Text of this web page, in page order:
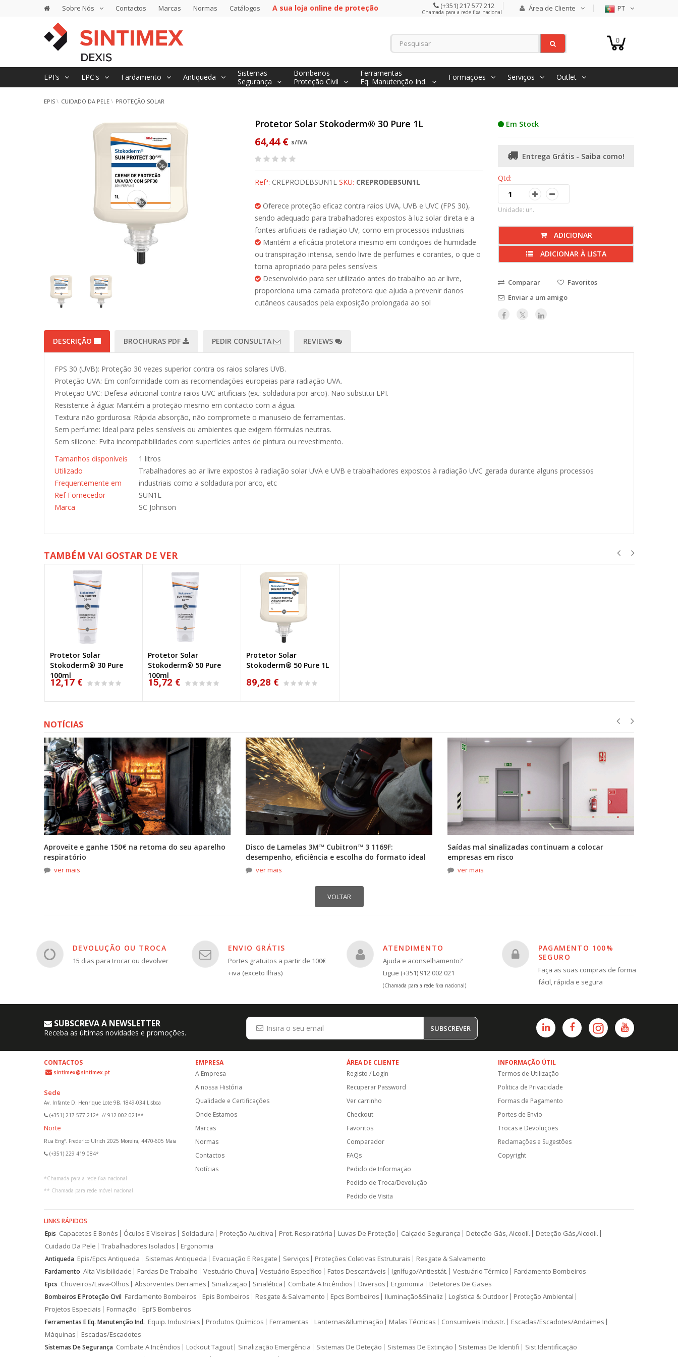
Sobre Nós Contactos Marcas Normas Catálogos A sua loja online de proteção (+351) 217 577 212
Chamada para a rede fixa nacional Área de Cliente PT
0
EPI's EPC's Fardamento Antiqueda
Sistemas
Segurança
Bombeiros
Proteção Civil
Ferramentas
Eq. Manutenção Ind.
Formações Serviços Outlet
EPIS CUIDADO DA PELE PROTEÇÃO SOLAR
Protetor Solar Stokoderm® 30 Pure 1L
64,44 € s/IVA
Refª: CREPRODEBSUN1L SKU: CREPRODEBSUN1L
Oferece proteção eficaz contra raios UVA, UVB e UVC (FPS 30),
sendo adequado para trabalhadores expostos à luz solar direta e a
fontes artificiais de radiação UV, como em processos industriais
Mantém a eficácia protetora mesmo em condições de humidade
ou transpiração intensa, sendo livre de perfumes e corantes, o que o
torna apropriado para peles sensíveis
Desenvolvido para ser utilizado antes do trabalho ao ar livre,
proporciona uma camada protetora que ajuda a prevenir danos
cutâneos causados pela exposição prolongada ao sol
Em Stock
Entrega Grátis - Saiba como!
Qtd:
Unidade: un.
ADICIONAR
ADICIONAR À LISTA
Comparar
Favoritos
Enviar a um amigo
DESCRIÇÃO BROCHURAS PDF PEDIR CONSULTA REVIEWS
FPS 30 (UVB): Proteção 30 vezes superior contra os raios solares UVB.
Proteção UVA: Em conformidade com as recomendações europeias para radiação UVA.
Proteção UVC: Defesa adicional contra raios UVC artificiais (ex.: soldadura por arco). Não substitui EPI.
Resistente à água: Mantém a proteção mesmo em contacto com a água.
Textura não gordurosa: Rápida absorção, não compromete o manuseio de ferramentas.
Sem perfume: Ideal para peles sensíveis ou ambientes que exigem fórmulas neutras.
Sem silicone: Evita incompatibilidades com superfícies antes de pintura ou revestimento.
Tamanhos disponíveis
1 litros
Utilizado
Frequentemente em
Trabalhadores ao ar livre expostos à radiação solar UVA e UVB e trabalhadores expostos à radiação UVC gerada durante alguns processos
industriais como a soldadura por arco, etc
Ref Fornecedor
SUN1L
Marca
SC Johnson
TAMBÉM VAI GOSTAR DE VER
Protetor Solar
Stokoderm® 30 Pure
100ml
12,17 €
Protetor Solar
Stokoderm® 50 Pure
100ml
15,72 €
Protetor Solar
Stokoderm® 50 Pure 1L
89,28 €
NOTÍCIAS
Aproveite e ganhe 150€ na retoma do seu aparelho
respiratório
ver mais
Disco de Lamelas 3M™ Cubitron™ 3 1169F:
desempenho, eficiência e escolha do formato ideal
ver mais
Saídas mal sinalizadas continuam a colocar
empresas em risco
ver mais
DEVOLUÇÃO OU TROCA
15 dias para trocar ou devolver
ENVIO GRÁTIS
Portes gratuitos a partir de 100€
+iva (exceto Ilhas)
ATENDIMENTO
Ajuda e aconselhamento?
Ligue (+351) 912 002 021
(Chamada para a rede fixa nacional)
PAGAMENTO 100%
SEGURO
Faça as suas compras de forma
fácil, rápida e segura
SUBSCREVA A NEWSLETTER
Receba as últimas novidades e promoções. SUBSCREVER
CONTACTOS
sintimex@sintimex.pt
Sede
Av. Infante D. Henrique Lote 9B, 1849-034 Lisboa
(+351) 217 577 212* // 912 002 021**
Norte
Rua Engº. Frederico Ulrich 2025 Moreira, 4470-605 Maia
(+351) 229 419 084*
*Chamada para a rede fixa nacional
** Chamada para rede móvel nacional
EMPRESA
A Empresa
A nossa História
Qualidade e Certificações
Onde Estamos
Marcas
Normas
Contactos
Notícias
ÁREA DE CLIENTE
Registo / Login
Recuperar Password
Ver carrinho
Checkout
Favoritos
Comparador
FAQs
Pedido de Informação
Pedido de Troca/Devolução
Pedido de Visita
INFORMAÇÃO ÚTIL
Termos de Utilização
Politica de Privacidade
Formas de Pagamento
Portes de Envio
Trocas e Devoluções
Reclamações e Sugestões
Copyright
LINKS RÁPIDOS
Epis Capacetes E Bonés Óculos E Viseiras Soldadura Proteção Auditiva Prot. Respiratória Luvas De Proteção Calçado Segurança Deteção Gás, Alcoolí.
Deteção Gás,Alcooli.
Cuidado Da Pele
Trabalhadores Isolados Ergonomia
Antiqueda Epis/Epcs Antiqueda Sistemas Antiqueda Evacuação E Resgate Serviços Proteções Coletivas Estruturais Resgate & Salvamento
Fardamento Alta Visibilidade Fardas De Trabalho Vestuário Chuva Vestuário Específico Fatos Descartáveis Ignífugo/Antiestát. Vestuário Térmico Fardamento Bombeiros
Epcs Chuveiros/Lava-Olhos Absorventes Derrames Sinalização Sinalética Combate A Incêndios Diversos Ergonomia Detetores De Gases
Bombeiros E Proteção Civil Fardamento Bombeiros Epis Bombeiros Resgate & Salvamento Epcs Bombeiros Iluminação&Sinaliz Logística & Outdoor
Proteção Ambiental
Projetos Especiais
Formação Epi’S Bombeiros
Ferramentas E Eq. Manutenção Ind. Equip. Industriais Produtos Químicos Ferramentas Lanternas&Iluminação Malas Técnicas Consumíveis Industr.
Escadas/Escadotes/Andaimes
Máquinas
Escadas/Escadotes
Sistemas De Segurança Combate A Incêndios Lockout Tagout Sinalização Emergência Sistemas De Deteção Sistemas De Extinção Sistemas De Identifi Sist.Identificação